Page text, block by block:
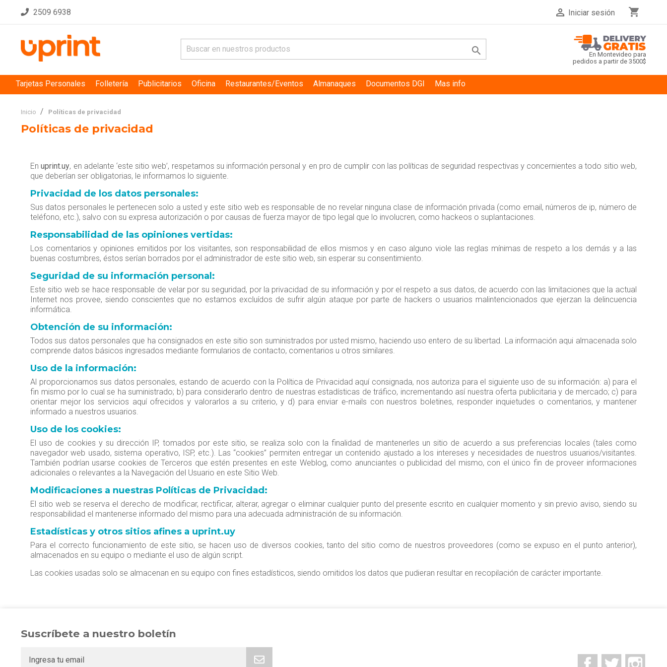
2509 6938  Iniciar sesión shopping_cart

En Montevideo para
pedidos a partir de 3500$
Tarjetas Personales Folletería Publicitarios Oficina Restaurantes/Eventos Almanaques Documentos DGI Mas info
Inicio Políticas de privacidad
Políticas de privacidad
Enuprint.uy, en adelante ‘este sitio web’, respetamos su información personal y en pro de cumplir con las políticas de seguridad respectivas y concernientes a todo sitio web,
que deberían ser obligatorias, le informamos lo siguiente.
Privacidad de los datos personales:
Sus datos personales le pertenecen solo a usted y este sitio web es responsable de no revelar ninguna clase de información privada (como email, números de ip, número de
teléfono, etc.), salvo con su expresa autorización o por causas de fuerza mayor de tipo legal que lo involucren, como hackeos o suplantaciones.
Responsabilidad de las opiniones vertidas:
Los comentarios y opiniones emitidos por los visitantes, son responsabilidad de ellos mismos y en caso alguno viole las reglas mínimas de respeto a los demás y a las
buenas costumbres, éstos serían borrados por el administrador de este sitio web, sin esperar su consentimiento.
Seguridad de su información personal:
Este sitio web se hace responsable de velar por su seguridad, por la privacidad de su información y por el respeto a sus datos, de acuerdo con las limitaciones que la actual
Internet nos provee, siendo conscientes que no estamos excluídos de sufrir algún ataque por parte de hackers o usuarios malintencionados que ejerzan la delincuencia
informática.
Obtención de su información:
Todos sus datos personales que ha consignados en este sitio son suministrados por usted mismo, haciendo uso entero de su libertad. La información aqui almacenada solo
comprende datos básicos ingresados mediante formularios de contacto, comentarios u otros similares.
Uso de la información:
Al proporcionarnos sus datos personales, estando de acuerdo con la Política de Privacidad aquí consignada, nos autoriza para el siguiente uso de su información: a) para el
fin mismo por lo cual se ha suministrado; b) para considerarlo dentro de nuestras estadísticas de tráfico, incrementando así nuestra oferta publicitaria y de mercado; c) para
orientar mejor los servicios aquí ofrecidos y valorarlos a su criterio, y d) para enviar e-mails con nuestros boletines, responder inquietudes o comentarios, y mantener
informado a nuestros usuarios.
Uso de los cookies:
El uso de cookies y su dirección IP, tomados por este sitio, se realiza solo con la finalidad de mantenerles un sitio de acuerdo a sus preferencias locales (tales como
navegador web usado, sistema operativo, ISP, etc.). Las “cookies” permiten entregar un contenido ajustado a los intereses y necesidades de nuestros usuarios/visitantes.
También podrían usarse cookies de Terceros que estén presentes en este Weblog, como anunciantes o publicidad del mismo, con el único fin de proveer informaciones
adicionales o relevantes a la Navegación del Usuario en este Sitio Web.
Modificaciones a nuestras Políticas de Privacidad:
El sitio web se reserva el derecho de modificar, rectificar, alterar, agregar o eliminar cualquier punto del presente escrito en cualquier momento y sin previo aviso, siendo su
responsabilidad el mantenerse informado del mismo para una adecuada administración de su información.
Estadísticas y otros sitios afines a uprint.uy
Para el correcto funcionamiento de este sitio, se hacen uso de diversos cookies, tanto del sitio como de nuestros proveedores (como se expuso en el punto anterior),
almacenados en su equipo o mediante el uso de algún script.
Las cookies usadas solo se almacenan en su equipo con fines estadísticos, siendo omitidos los datos que pudieran resultar en recopilación de carácter importante.
Suscríbete a nuestro boletín
FacebookTwitter